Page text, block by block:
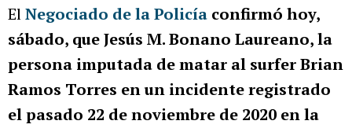
ElNegociado de la Policía confirmó hoy,
sábado, que Jesús M. Bonano Laureano, la
persona imputada de matar al surfer Brian
Ramos Torres en un incidente registrado
el pasado 22 de noviembre de 2020 en la